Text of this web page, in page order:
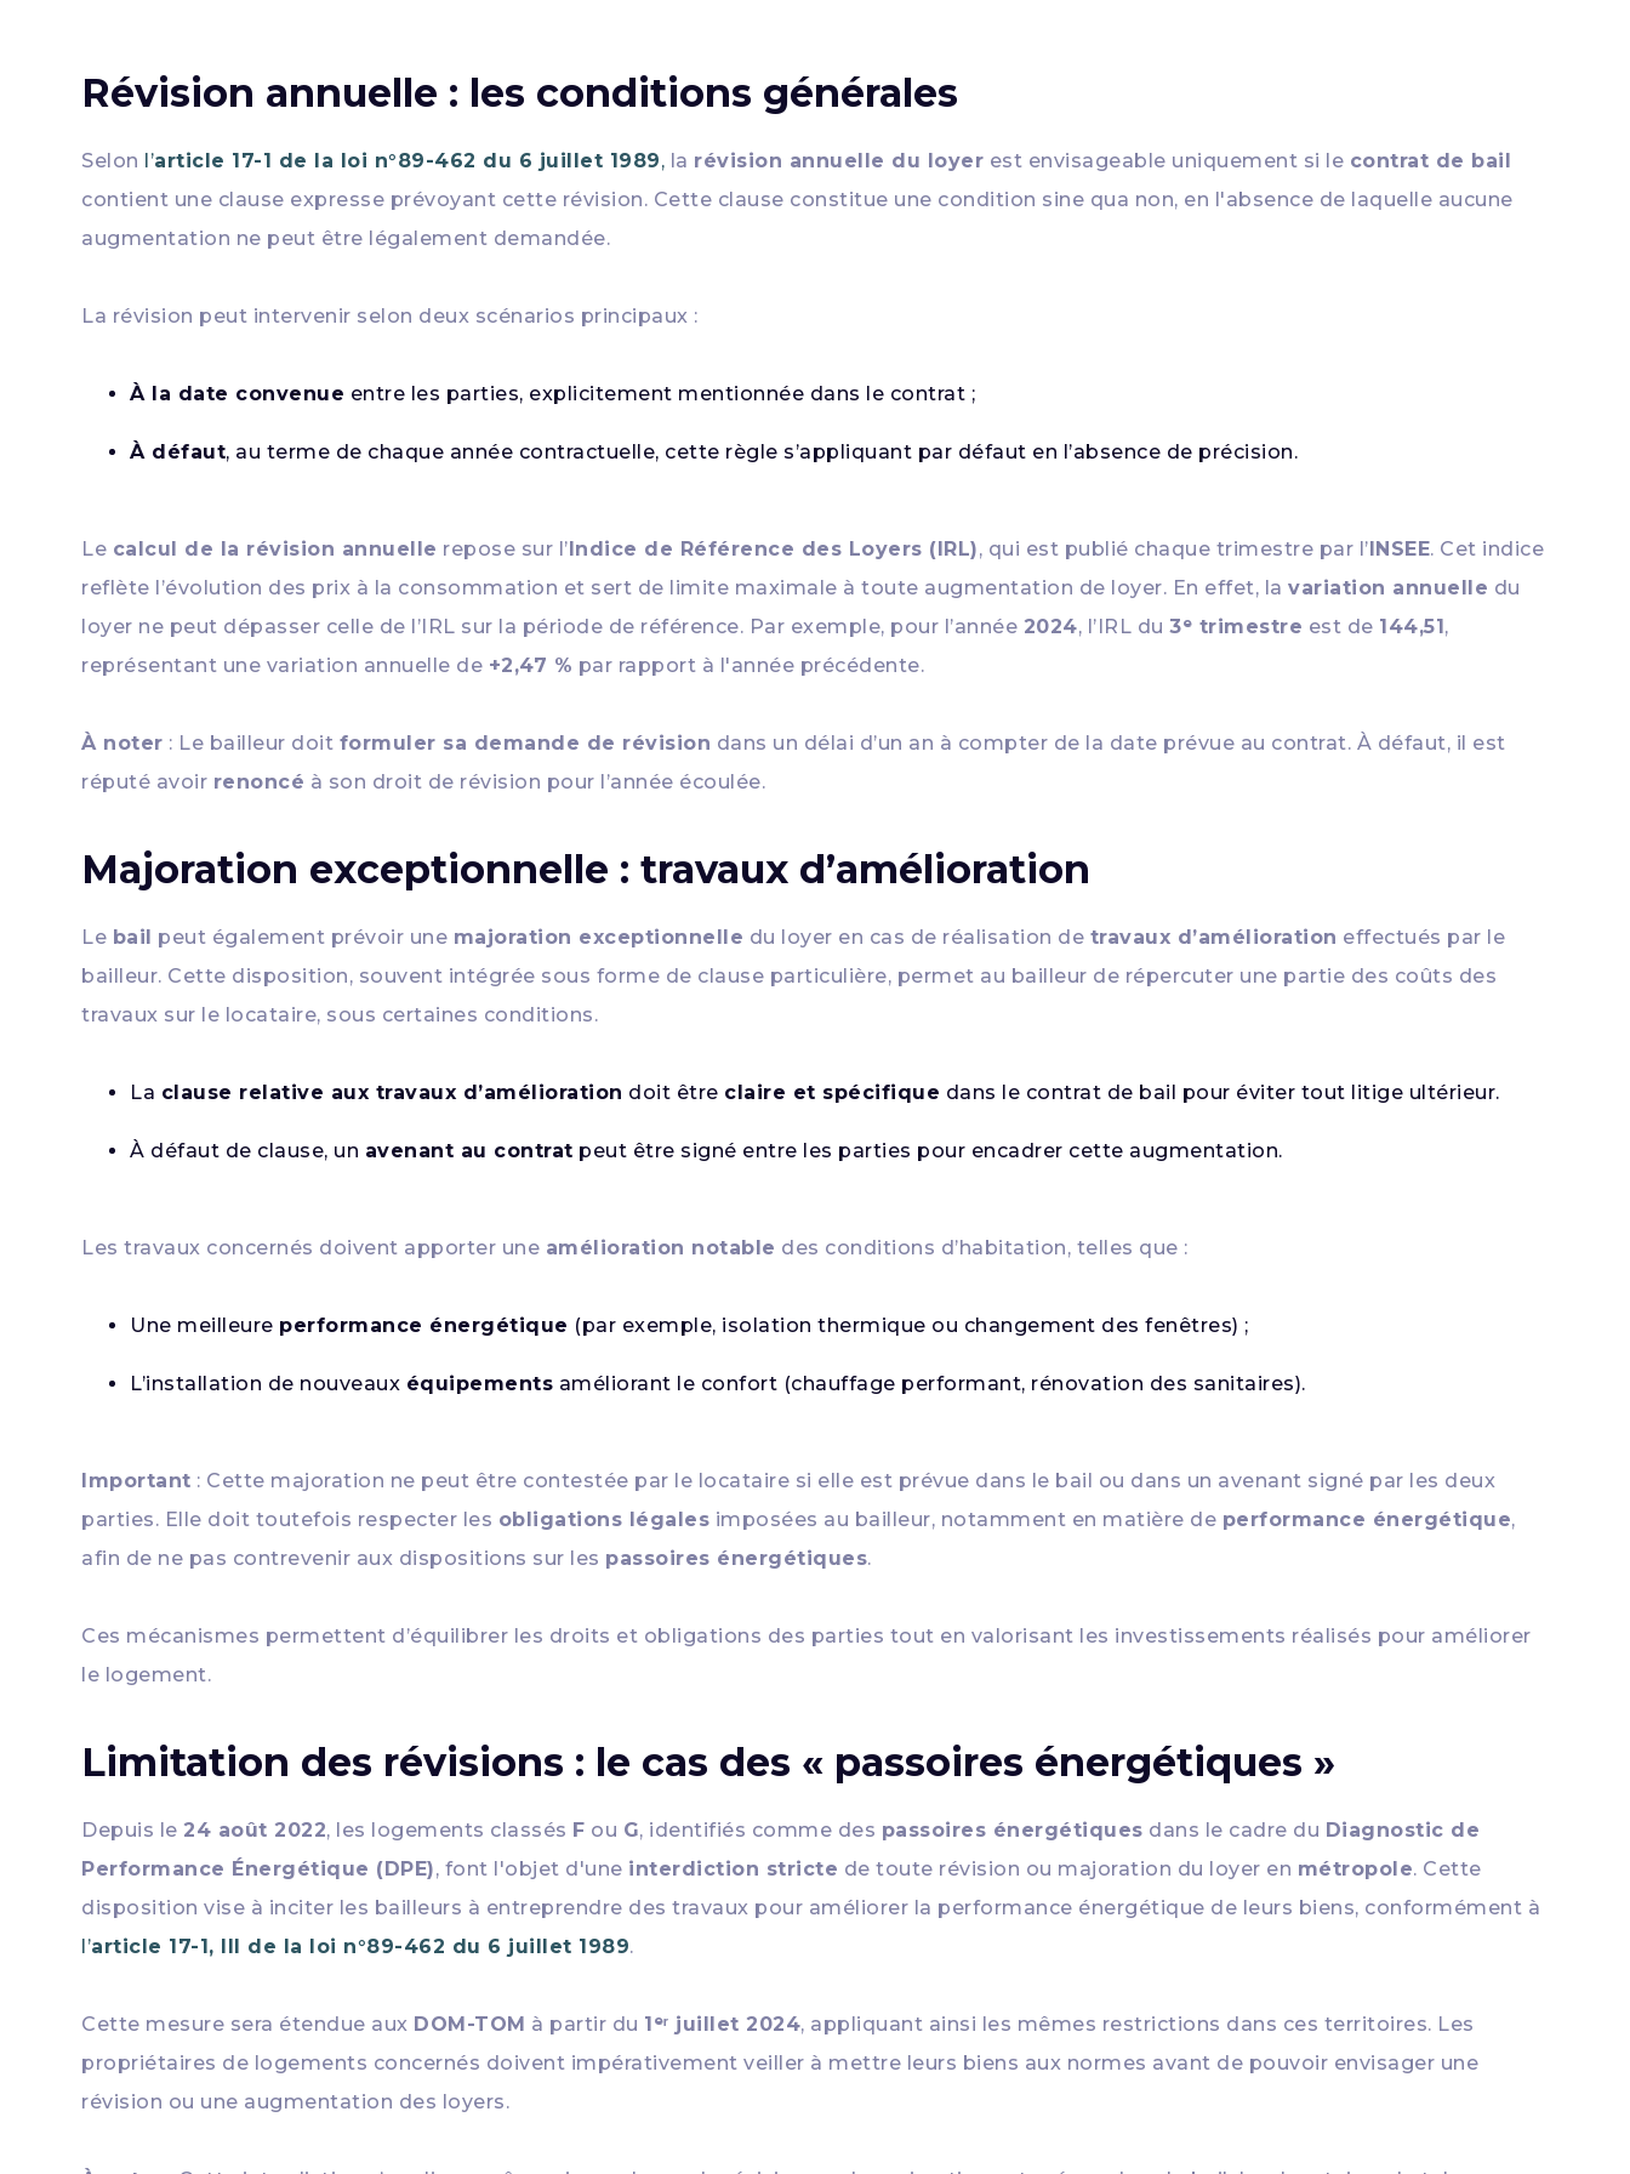
Révision annuelle : les conditions générales
Selon l’article 17-1 de la loi n°89-462 du 6 juillet 1989, la révision annuelle du loyer est envisageable uniquement si le contrat de bail
contient une clause expresse prévoyant cette révision. Cette clause constitue une condition sine qua non, en l'absence de laquelle aucune
augmentation ne peut être légalement demandée.
La révision peut intervenir selon deux scénarios principaux :
À la date convenue entre les parties, explicitement mentionnée dans le contrat ;
À défaut, au terme de chaque année contractuelle, cette règle s’appliquant par défaut en l’absence de précision.
Le calcul de la révision annuelle repose sur l’Indice de Référence des Loyers (IRL), qui est publié chaque trimestre par l’INSEE. Cet indice
reflète l’évolution des prix à la consommation et sert de limite maximale à toute augmentation de loyer. En effet, lavariation annuelle du
loyer ne peut dépasser celle de l’IRL sur la période de référence. Par exemple, pour l’année 2024, l’IRL du3ᵉ trimestre est de 144,51,
représentant une variation annuelle de +2,47 % par rapport à l'année précédente.
À noter : Le bailleur doit formuler sa demande de révision dans un délai d’un an à compter de la date prévue au contrat. À défaut, il est
réputé avoir renoncé à son droit de révision pour l’année écoulée.
Majoration exceptionnelle : travaux d’amélioration
Le bail peut également prévoir une majoration exceptionnelle du loyer en cas de réalisation de travaux d’amélioration effectués par le
bailleur. Cette disposition, souvent intégrée sous forme de clause particulière, permet au bailleur de répercuter une partie des coûts des
travaux sur le locataire, sous certaines conditions.
La clause relative aux travaux d’amélioration doit être claire et spécifique dans le contrat de bail pour éviter tout litige ultérieur.
À défaut de clause, un avenant au contrat peut être signé entre les parties pour encadrer cette augmentation.
Les travaux concernés doivent apporter une amélioration notable des conditions d’habitation, telles que :
Une meilleure performance énergétique (par exemple, isolation thermique ou changement des fenêtres) ;
L’installation de nouveaux équipements améliorant le confort (chauffage performant, rénovation des sanitaires).
Important : Cette majoration ne peut être contestée par le locataire si elle est prévue dans le bail ou dans un avenant signé par les deux
parties. Elle doit toutefois respecter les obligations légales imposées au bailleur, notamment en matière de performance énergétique,
afin de ne pas contrevenir aux dispositions sur les passoires énergétiques.
Ces mécanismes permettent d’équilibrer les droits et obligations des parties tout en valorisant les investissements réalisés pour améliorer
le logement.
Limitation des révisions : le cas des « passoires énergétiques »
Depuis le 24 août 2022, les logements classés F ou G, identifiés comme des passoires énergétiques dans le cadre du Diagnostic de
Performance Énergétique (DPE), font l'objet d'une interdiction stricte de toute révision ou majoration du loyer en métropole. Cette
disposition vise à inciter les bailleurs à entreprendre des travaux pour améliorer la performance énergétique de leurs biens, conformément à
l’article 17-1, III de la loi n°89-462 du 6 juillet 1989.
Cette mesure sera étendue aux DOM-TOM à partir du 1ᵉʳ juillet 2024, appliquant ainsi les mêmes restrictions dans ces territoires. Les
propriétaires de logements concernés doivent impérativement veiller à mettre leurs biens aux normes avant de pouvoir envisager une
révision ou une augmentation des loyers.